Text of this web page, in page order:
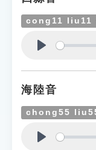
教學應用
貓頭鷹博士
cong11 liu11
海陸音
chong55